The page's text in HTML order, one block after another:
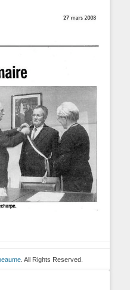
. All Rights Reserved.